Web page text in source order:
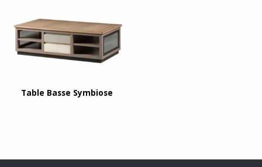
Table Basse Symbiose